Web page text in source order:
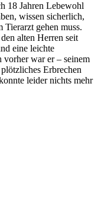
18 Jahren Lebewohl
wissen sicherlich,
Tierarzt gehen muss.
alten Herren seit
eine leichte
vorher war er – seinem
Erbrechen
leider nichts mehr